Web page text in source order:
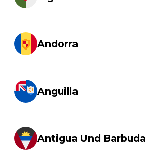
Andorra
Anguilla
Antigua Und Barbuda